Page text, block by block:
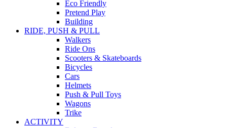
Eco Friendly
Pretend Play
Building
RIDE, PUSH & PULL
Walkers
Ride Ons
Scooters & Skateboards
Bicycles
Cars
Helmets
Push & Pull Toys
Wagons
Trike
ACTIVITY